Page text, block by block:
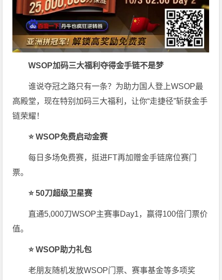
WSOP加码三大福利夺得金手链不是梦
谁说夺冠之路只有一条？为助力国人登上WSOP最
高殿堂，现在特别加码三大福利，让你“走捷径”斩获金手
链荣耀！
⭐ WSOP免费启动金赛
每日多场免费赛，挺进FT再加赠金手链席位赛门
票。
⭐ 50刀超级卫星赛
直通5,000刀WSOP主赛事Day1，赢得100倍门票价
值。
⭐ WSOP助力礼包
老朋友随机发放WSOP门票、赛事基金等多项奖